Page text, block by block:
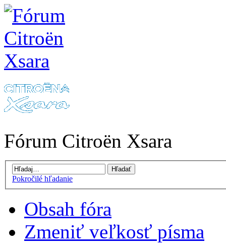
Fórum Citroën Xsara
Pokročilé hľadanie
Obsah fóra
Zmeniť veľkosť písma